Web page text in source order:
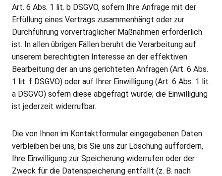
Art. 6 Abs. 1 lit. b DSGVO, sofern Ihre Anfrage mit der
Erfüllung eines Vertrags zusammenhängt oder zur
Durchführung vorvertraglicher Maßnahmen erforderlich
ist. In allen übrigen Fällen beruht die Verarbeitung auf
unserem berechtigten Interesse an der effektiven
Bearbeitung der an uns gerichteten Anfragen (Art. 6 Abs.
1 lit. f DSGVO) oder auf Ihrer Einwilligung (Art. 6 Abs. 1 lit.
a DSGVO) sofern diese abgefragt wurde; die Einwilligung
ist jederzeit widerrufbar.
Die von Ihnen im Kontaktformular eingegebenen Daten
verbleiben bei uns, bis Sie uns zur Löschung auffordern,
Ihre Einwilligung zur Speicherung widerrufen oder der
Zweck für die Datenspeicherung entfällt (z. B. nach